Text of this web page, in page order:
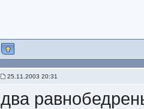
25.11.2003 20:31
два